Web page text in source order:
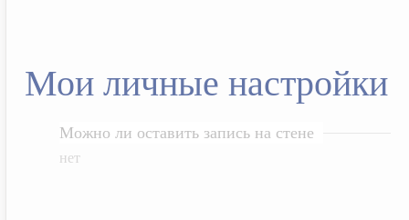
Мои личные настройки
Можно ли оставить запись на стене
нет